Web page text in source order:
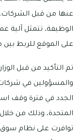
عنها من قبل
الوظيفة، تتمثل آلية
على الموقع للربط بين
تم التأكيد من قبل
والمسؤولين في
الجدد في فترة وقف
المتحدة، وذلك من
توافرت على نظام